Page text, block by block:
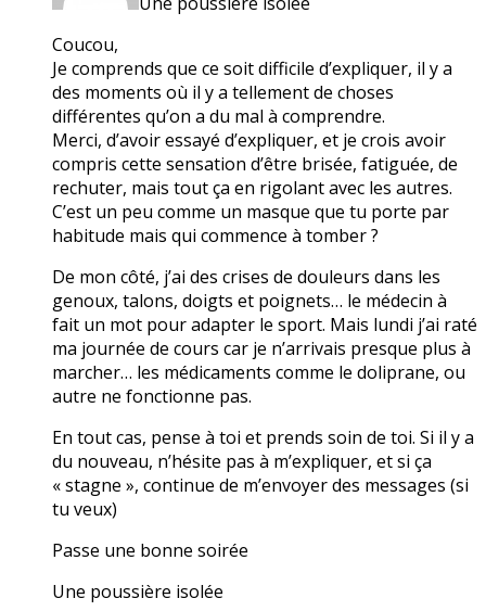
Coucou,
Je comprends que ce soit difficile d’expliquer, il y a
des moments où il y a tellement de choses
différentes qu’on a du mal à comprendre.
Merci, d’avoir essayé d’expliquer, et je crois avoir
compris cette sensation d’être brisée, fatiguée, de
rechuter, mais tout ça en rigolant avec les autres.
C’est un peu comme un masque que tu porte par
habitude mais qui commence à tomber ?
De mon côté, j’ai des crises de douleurs dans les
genoux, talons, doigts et poignets… le médecin à
fait un mot pour adapter le sport. Mais lundi j’ai raté
ma journée de cours car je n’arrivais presque plus à
marcher… les médicaments comme le doliprane, ou
autre ne fonctionne pas.
En tout cas, pense à toi et prends soin de toi. Si il y a
du nouveau, n’hésite pas à m’expliquer, et si ça
« stagne », continue de m’envoyer des messages (si
tu veux)
Passe une bonne soirée
Une poussière isolée